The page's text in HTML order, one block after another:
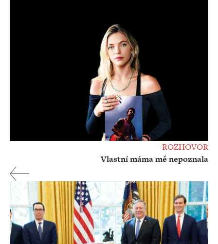
ROZHOVOR
Vlastní máma mě nepoznala